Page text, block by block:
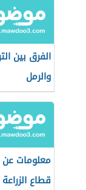
الفرق بين
والرمل
معلومات عن
قطاع